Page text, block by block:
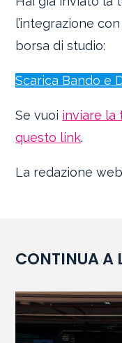
l’integrazione
borsa di studio:
Scarica Bando e
Se vuoi inviare la
questo link.
La redazione
CONTINUA A